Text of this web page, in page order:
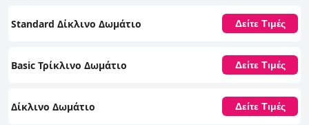
Standard Δίκλινο Δωμάτιο Δείτε Τιμές
Basic Τρίκλινο Δωμάτιο Δείτε Τιμές
Δίκλινο Δωμάτιο Δείτε Τιμές